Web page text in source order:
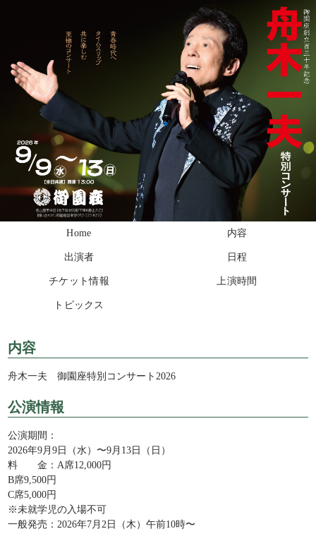
Home 内容
出演者 日程
チケット情報 上演時間
トピックス
内容
舟木一夫 御園座特別コンサート2026
公演情報
公演期間：
2026年9月9日（水）〜9月13日（日）
料 金：A席12,000円
B席9,500円
C席5,000円
※未就学児の入場不可
一般発売：2026年7月2日（木）午前10時〜